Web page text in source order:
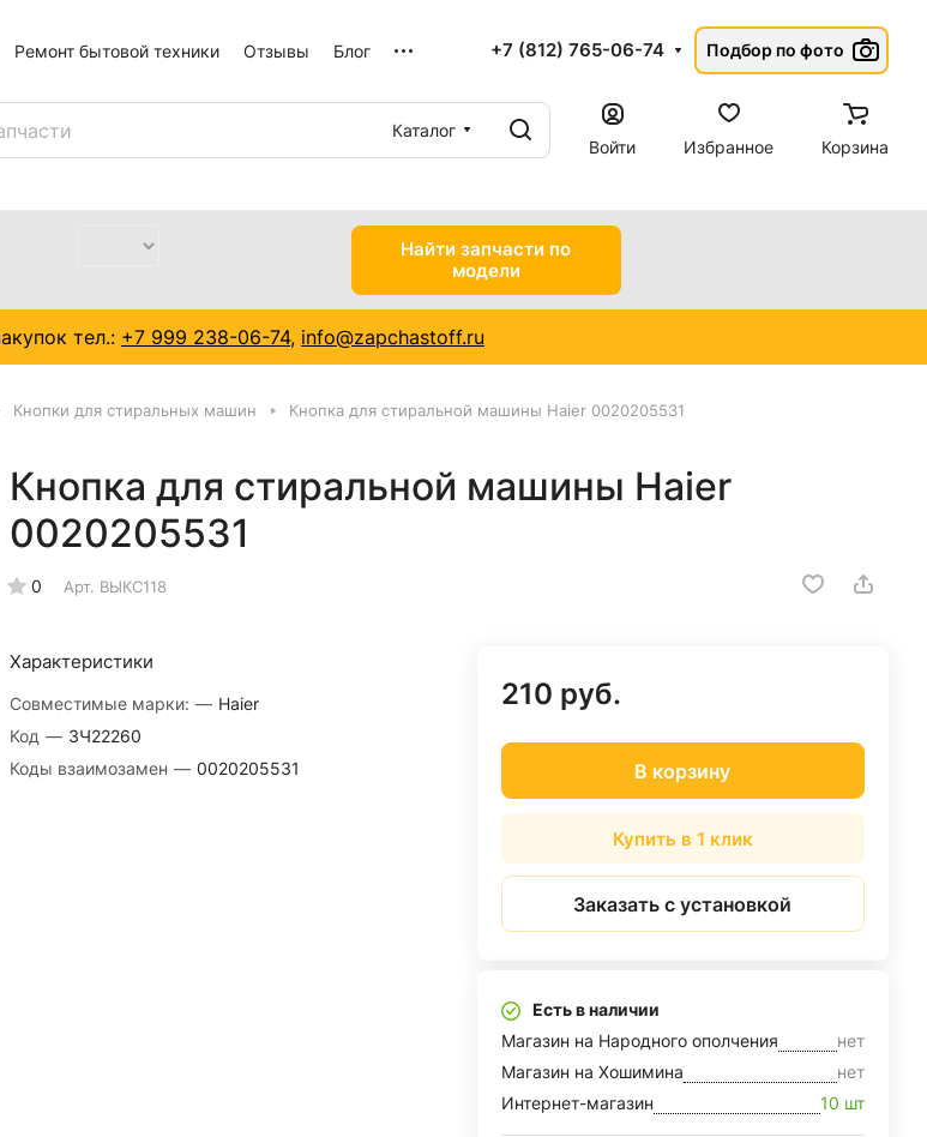
Ремонт бытовой техники Отзывы Блог +7 (812) 765-06-74 Подбор по фото
Каталог
Войти
Избранное Корзина
Найти запчасти по
модели
тел.: +7 999 238-06-74, info@zapchastoff.ru
Кнопки для стиральных машин Кнопка для стиральной машины Haier 0020205531
Кнопка для стиральной машины Haier
0020205531
0 Арт. ВЫКС118
Характеристики
Совместимые марки: — Haier
Код — ЗЧ22260
Коды взаимозамен — 0020205531
210 руб.
В корзину
Купить в 1 клик
Заказать с установкой
Есть в наличии
Магазин на Народного ополчения
нет
Магазин на Хошимина
нет
Интернет-магазин
10 шт